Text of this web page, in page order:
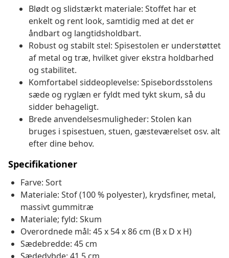
Blødt og slidstærkt materiale: Stoffet har et
enkelt og rent look, samtidig med at det er
åndbart og langtidsholdbart.
Robust og stabilt stel: Spisestolen er understøttet
af metal og træ, hvilket giver ekstra holdbarhed
og stabilitet.
Komfortabel siddeoplevelse: Spisebordsstolens
sæde og ryglæn er fyldt med tykt skum, så du
sidder behageligt.
Brede anvendelsesmuligheder: Stolen kan
bruges i spisestuen, stuen, gæsteværelset osv. alt
efter dine behov.
Specifikationer
Farve: Sort
Materiale: Stof (100 % polyester), krydsfiner, metal,
massivt gummitræ
Materiale; fyld: Skum
Overordnede mål: 45 x 54 x 86 cm (B x D x H)
Sædebredde: 45 cm